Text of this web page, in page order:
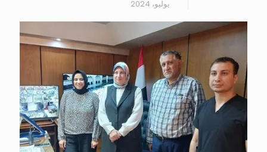
يوليو، 2024